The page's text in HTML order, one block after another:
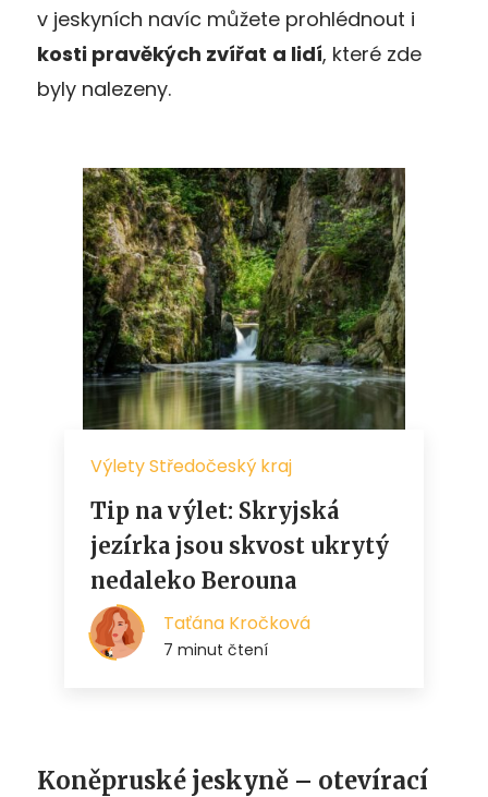
v jeskyních navíc můžete prohlédnout i
kosti pravěkých zvířat a lidí, které zde
byly nalezeny.
Koněpruské jeskyně – otevírací